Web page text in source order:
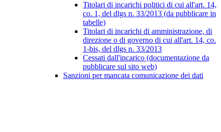
Titolari di incarichi politici di cui all'art. 14,
co. 1, del dlgs n. 33/2013 (da pubblicare in
tabelle)
Titolari di incarichi di amministrazione, di
direzione o di governo di cui all'art. 14, co.
1-bis, del dlgs n. 33/2013
Cessati dall'incarico (documentazione da
pubblicare sul sito web)
Sanzioni per mancata comunicazione dei dati